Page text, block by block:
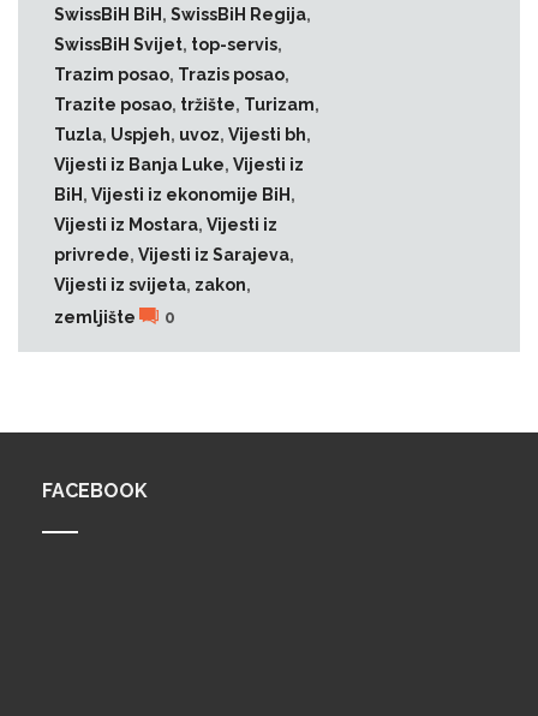
SwissBiH BiH , SwissBiH Regija,
SwissBiH Svijet, top-servis,
Trazim posao, Trazis posao,
Trazite posao, tržište, Turizam,
Tuzla, Uspjeh, uvoz, Vijesti bh,
Vijesti iz Banja Luke, Vijesti iz
BiH , Vijesti iz ekonomije BiH ,
Vijesti iz Mostara, Vijesti iz
privrede, Vijesti iz Sarajeva,
Vijesti iz svijeta, zakon,
zemljište
0
FACEBOOK